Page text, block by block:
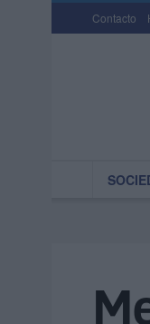
Contacto